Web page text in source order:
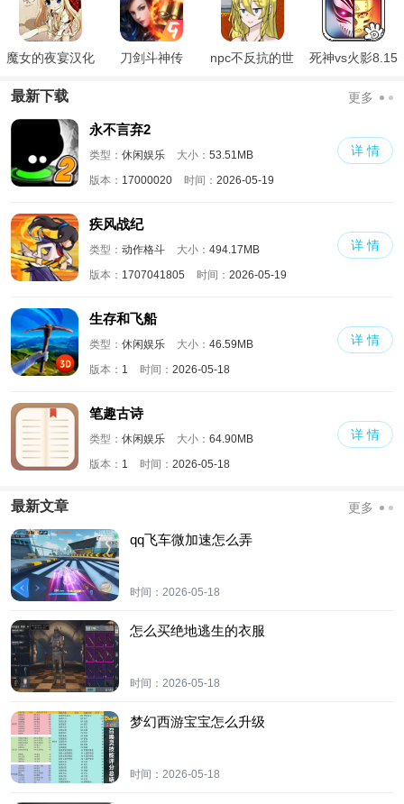
魔女的夜宴汉化
刀剑斗神传
npc不反抗的世
死神vs火影8.15
最新下载 更多
永不言弃2
类型： 休闲娱乐 大小： 53.51MB
版本： 17000020 时间： 2026-05-19
详 情
疾风战纪
类型： 动作格斗 大小： 494.17MB
版本： 1707041805 时间： 2026-05-19
详 情
生存和飞船
类型： 休闲娱乐 大小： 46.59MB
版本： 1 时间： 2026-05-18
详 情
笔趣古诗
类型： 休闲娱乐 大小： 64.90MB
版本： 1 时间： 2026-05-18
详 情
最新文章 更多
qq飞车微加速怎么弄
时间： 2026-05-18
怎么买绝地逃生的衣服
时间： 2026-05-18
梦幻西游宝宝怎么升级
时间： 2026-05-18